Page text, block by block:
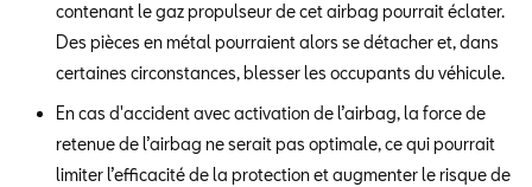
contenant le gaz propulseur de cet airbag pourrait éclater.
Des pièces en métal pourraient alors se détacher et, dans
certaines circonstances, blesser les occupants du véhicule.
En cas d'accident avec activation de l’airbag, la force de
retenue de l’airbag ne serait pas optimale, ce qui pourrait
limiter l’efficacité de la protection et augmenter le risque de